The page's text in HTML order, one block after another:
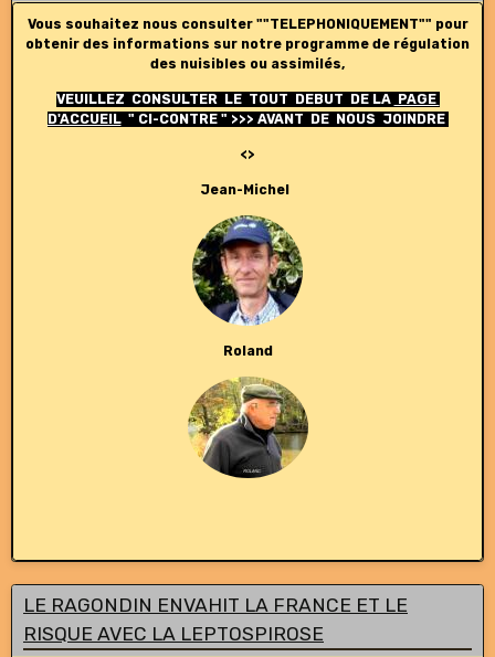
Vous souhaitez nous consulter ""TELEPHONIQUEMENT"" pour
obtenir des informations sur notre programme de régulation
des nuisibles ou assimilés,
VEUILLEZ CONSULTER LE TOUT DEBUT DE LA PAGE
D'ACCUEIL" CI-CONTRE " >>> AVANT DE NOUS JOINDRE
<>
Jean-Michel
Roland
LE RAGONDIN ENVAHIT LA FRANCE ET LE
RISQUE AVEC LA LEPTOSPIROSE